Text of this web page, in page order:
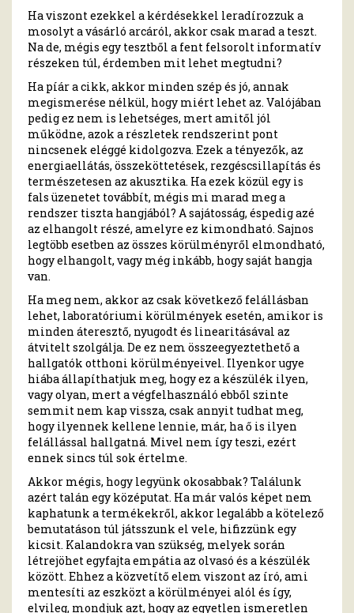
Ha viszont ezekkel a kérdésekkel leradírozzuk a
mosolyt a vásárló arcáról, akkor csak marad a teszt.
Na de, mégis egy tesztből a fent felsorolt informatív
részeken túl, érdemben mit lehet megtudni?
Ha píár a cikk, akkor minden szép és jó, annak
megismerése nélkül, hogy miért lehet az. Valójában
pedig ez nem is lehetséges, mert amitől jól
működne, azok a részletek rendszerint pont
nincsenek eléggé kidolgozva. Ezek a tényezők, az
energiaellátás, összeköttetések, rezgéscsillapítás és
természetesen az akusztika. Ha ezek közül egy is
fals üzenetet továbbít, mégis mi marad meg a
rendszer tiszta hangjából? A sajátosság, éspedig azé
az elhangolt részé, amelyre ez kimondható. Sajnos
legtöbb esetben az összes körülményről elmondható,
hogy elhangolt, vagy még inkább, hogy saját hangja
van.
Ha meg nem, akkor az csak következő felállásban
lehet, laboratóriumi körülmények esetén, amikor is
minden áteresztő, nyugodt és linearitásával az
átvitelt szolgálja. De ez nem összeegyeztethető a
hallgatók otthoni körülményeivel. Ilyenkor ugye
hiába állapíthatjuk meg, hogy ez a készülék ilyen,
vagy olyan, mert a végfelhasználó ebből szinte
semmit nem kap vissza, csak annyit tudhat meg,
hogy ilyennek kellene lennie, már, ha ő is ilyen
felállással hallgatná. Mivel nem így teszi, ezért
ennek sincs túl sok értelme.
Akkor mégis, hogy legyünk okosabbak? Találunk
azért talán egy középutat. Ha már valós képet nem
kaphatunk a termékekről, akkor legalább a kötelező
bemutatáson túl játsszunk el vele, hifizzünk egy
kicsit. Kalandokra van szükség, melyek során
létrejöhet egyfajta empátia az olvasó és a készülék
között. Ehhez a közvetítő elem viszont az író, ami
mentesíti az eszközt a körülményei alól és így,
elvileg, mondjuk azt, hogy az egyetlen ismeretlen